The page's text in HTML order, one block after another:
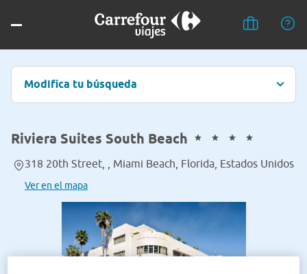
Modifica tu búsqueda
Riviera Suites South Beach
318 20th Street, , Miami Beach, Florida, Estados Unidos
Ver en el mapa